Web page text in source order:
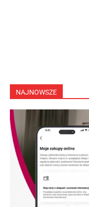
NAJNOWSZE